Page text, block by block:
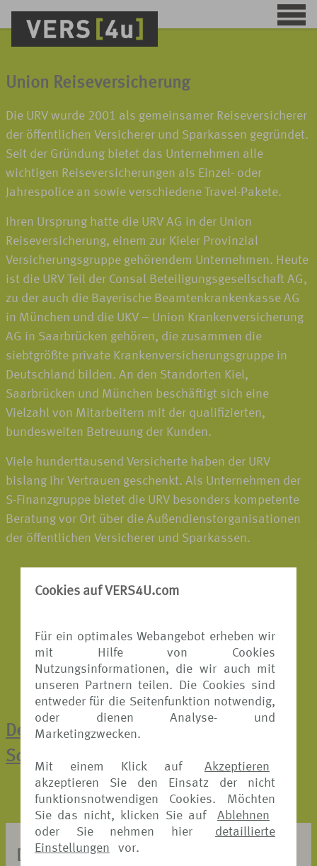
Cookies auf VERS4U.com
Für ein optimales Webangebot erheben wir
mit Hilfe von Cookies
Nutzungsinformationen, die wir auch mit
unseren Partnern teilen. Die Cookies sind
entweder für die Seitenfunktion notwendig,
oder dienen Analyse- und
Marketingzwecken.
Mit einem Klick auf
Akzeptieren
akzeptieren Sie den Einsatz der nicht
funktionsnotwendigen Cookies. Möchten
Sie das nicht, klicken Sie auf
Ablehnen
oder Sie nehmen hier
detaillierte
Einstellungen
vor.
Union Reiseversicherung
Die URV wurde 2001 als gemeinsamer Reiseversicherer
der öffentlichen Versicherer und Sparkassen gegründet.
Seit der Gründung bietet das Unternehmen alle
wichtigen Reiseversicherungen als Einzel- oder
Jahrespolice an sowie verschiedene Travel-Pakete.
Ihren Ursprung hatte die URV AG in der Union
Reiseversicherung, einem zur Kieler Provinzial
Versicherungsgruppe gehörendem Unternehmen. Heute
ist die URV Teil der Consal Beteiligungsgesellschaft AG,
zu der auch die Bayerische Beamtenkrankenkasse AG
in München und die UKV – Union Krankenversicherung
AG in Saarbrücken gehören, die zusammen die
siebtgrößte private Krankenversicherungsgruppe in
Deutschland bilden. An den Standorten Kiel,
Saarbrücken und München beschäftigt sich eine
Vielzahl von Mitarbeitern mit der qualifizierten,
bundesweiten Betreuung der Kunden.
Viele hunderttausend Versicherte haben der URV
bislang ihr Vertrauen geschenkt. Als Unternehmen der
S-Finanzgruppe bietet die URV besonders kompetente
Beratung vor Ort über die Außendienstorganisationen
der öffentlichen Versicherer und Sparkassen.
Der direkte Weg zur Online-
Schadenmeldung
DOKUMENTE ZUM DOWNLOAD